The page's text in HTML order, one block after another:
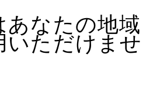
あなたの地域
いただけませ